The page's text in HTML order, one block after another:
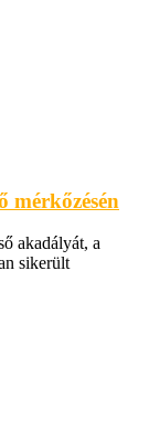
mérkőzésén
akadályát, a
sikerült